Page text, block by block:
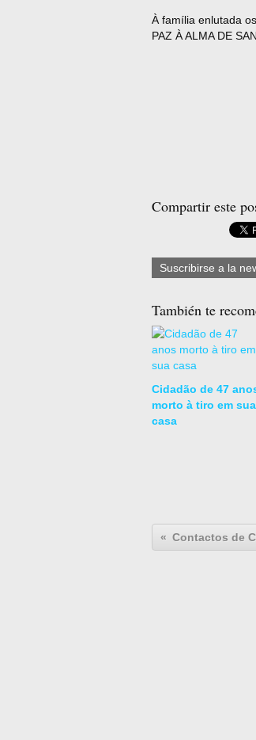
À família enlutada
PAZ À ALMA DE
José
Compartir este
Suscribirse a la
También te
Cidadão de 47
morto à tiro em sua
casa